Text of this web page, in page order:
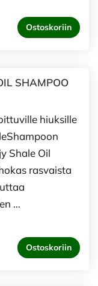
Ostoskoriin
SHAMPOO
hiuksille
Shale Oil
rasvaista
…
Ostoskoriin